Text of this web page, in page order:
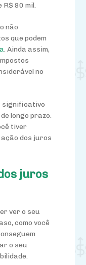
R$ 80 mil.
não
que podem
. Ainda assim,
no
significativo
longo prazo.
tiver
dos juros
juros
ver o seu
como você
o seu